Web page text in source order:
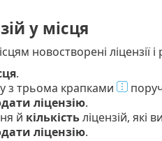
у місця
новостворені ліцензії і
.
з трьома крапками
ліцензію.
й кількістьліцензій, які
ліцензію.